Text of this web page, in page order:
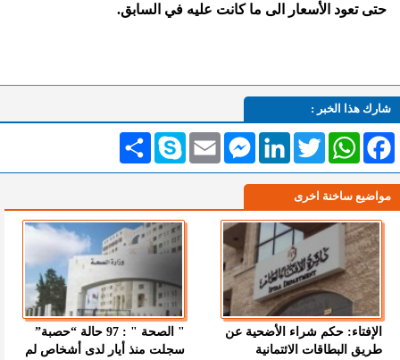
حتى تعود الأسعار الى ما كانت عليه في السابق.
شارك هذا الخبر :
انشر Skype Email
MessengerLinkedInTwitterWhatsAppFacebook
مواضيع ساخنة اخرى
الإفتاء: حكم شراء الأضحية عن
طريق البطاقات الائتمانية
" الصحة " : 97 حالة “حصبة”
سجلت منذ أيار لدى أشخاص لم